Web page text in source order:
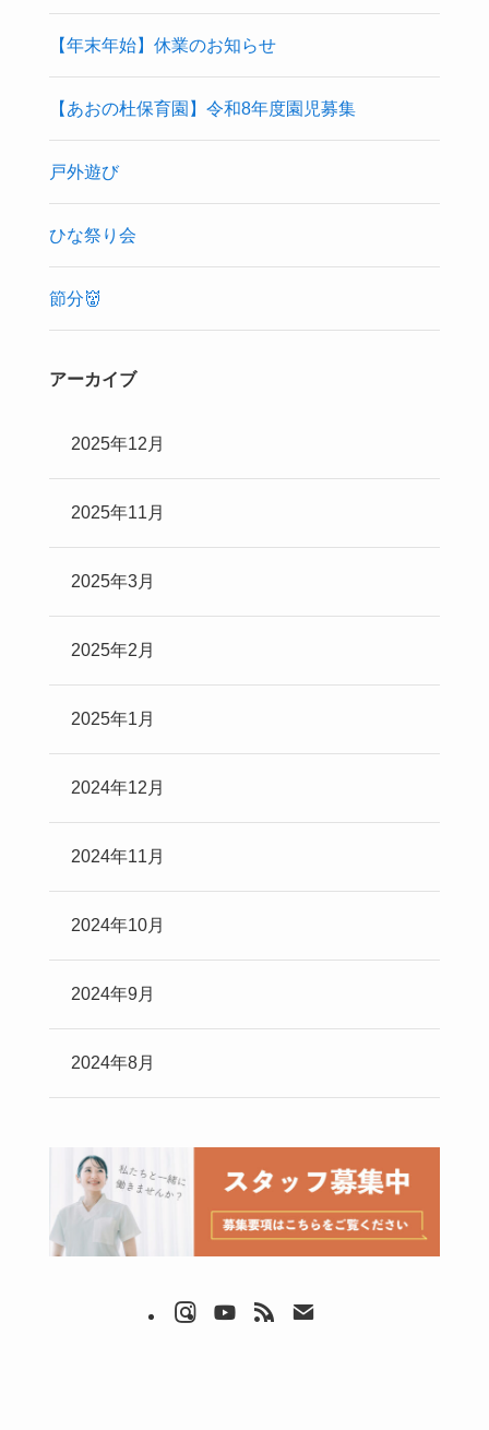
【年末年始】休業のお知らせ
【あおの杜保育園】令和8年度園児募集
戸外遊び
ひな祭り会
節分👹
アーカイブ
2025年12月
2025年11月
2025年3月
2025年2月
2025年1月
2024年12月
2024年11月
2024年10月
2024年9月
2024年8月